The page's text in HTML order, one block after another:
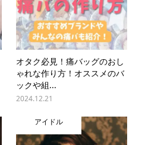
オタク必見！痛バッグのおし
ゃれな作り方！オススメのバ
ックや組...
2024.12.21
アイドル